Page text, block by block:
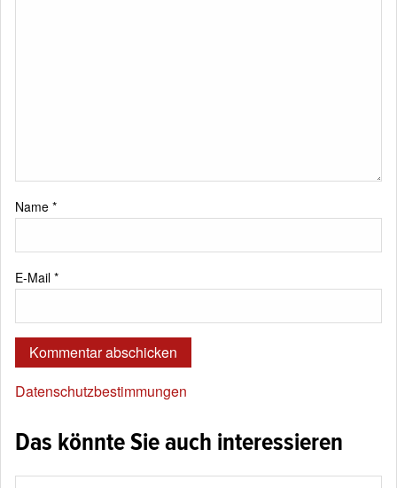
Name *
E-Mail *
Datenschutzbestimmungen
Das könnte Sie auch interessieren